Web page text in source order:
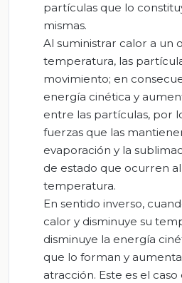
partículas que lo
mismas.
Al suministrar calor a un
temperatura, las
movimiento; en
energía cinética y
entre las partículas, por
fuerzas que las
evaporación y la
de estado que ocurren
temperatura.
En sentido inverso,
calor y disminuye su
disminuye la energía
que lo forman y
atracción. Este es el